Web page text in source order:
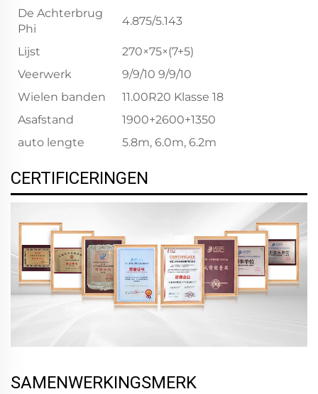
De Achterbrug
Phi
4.875/5.143
Lijst
270×75×(7+5)
Veerwerk
9/9/10 9/9/10
Wielen banden
11.00R20 Klasse 18
Asafstand
1900+2600+1350
auto lengte
5.8m, 6.0m, 6.2m
CERTIFICERINGEN
SAMENWERKINGSMERK